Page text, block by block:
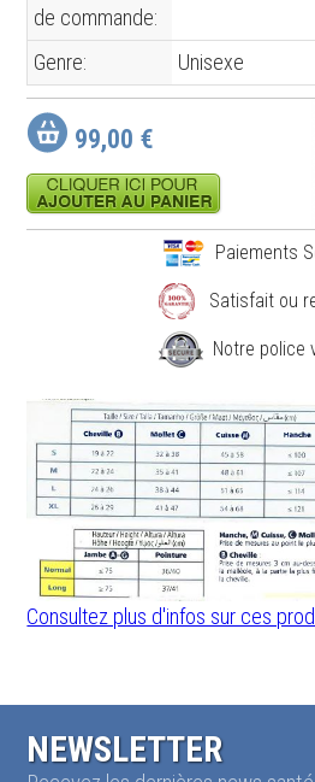
de commande:
Genre: Unisexe
99,00 €
Paiements
Satisfait ou
Notre police
Consultez plus d'infos sur ces
NEWSLETTER